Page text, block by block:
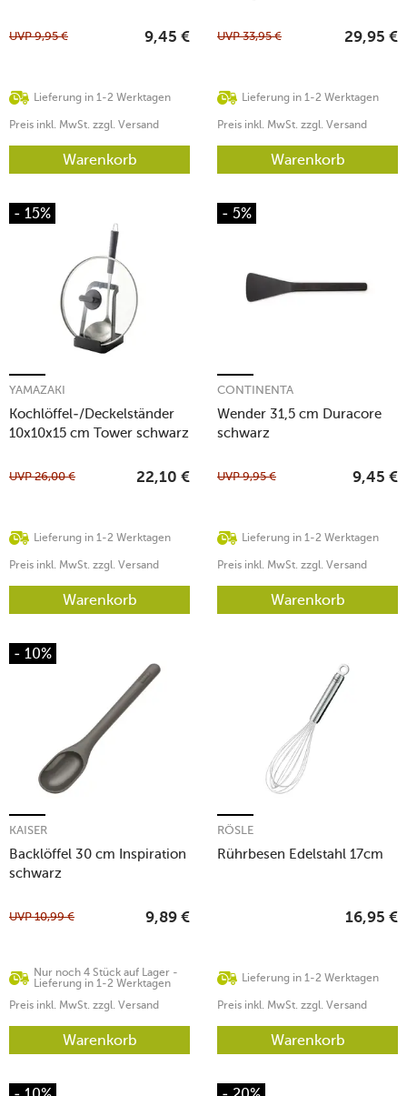
Lieferung in 1-2 Werktagen
UVP9,95 € 9,45 €
Preis inkl. MwSt. zzgl. Versand
Warenkorb
Lieferung in 1-2 Werktagen
UVP33,95 € 29,95 €
Preis inkl. MwSt. zzgl. Versand
Warenkorb
- 15%
Kochlöffel-/Deckelständer
10x10x15 cm Tower schwarz
YAMAZAKI
Lieferung in 1-2 Werktagen
UVP26,00 € 22,10 €
Preis inkl. MwSt. zzgl. Versand
Warenkorb
- 5%
Wender 31,5 cm Duracore
schwarz
CONTINENTA
Lieferung in 1-2 Werktagen
UVP9,95 € 9,45 €
Preis inkl. MwSt. zzgl. Versand
Warenkorb
- 10%
Backlöffel 30 cm Inspiration
schwarz
KAISER
Nur noch 4 Stück auf Lager -
Lieferung in 1-2 Werktagen
UVP10,99 € 9,89 €
Preis inkl. MwSt. zzgl. Versand
Warenkorb
Rührbesen Edelstahl 17cm
RÖSLE
Lieferung in 1-2 Werktagen
16,95 €
Preis inkl. MwSt. zzgl. Versand
Warenkorb